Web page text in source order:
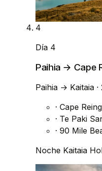
4
Día 4
Paihia → Cape
Paihia → Kaitaia
· Cape
· Te Paki
· 90 Mile
Noche Kaitaia